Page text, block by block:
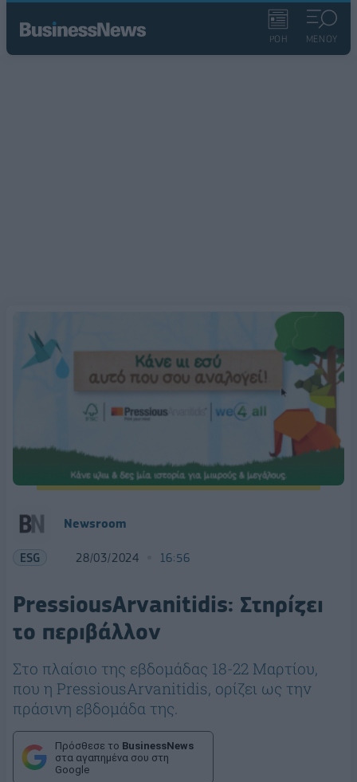
ΡΟΗ ΜΕΝΟΥ
Newsroom
ESG 28/03/2024 16:56
PressiousArvanitidis: Στηρίζει
το περιβάλλον
Στο πλαίσιο της εβδομάδας 18-22 Μαρτίου,
που η PressiousArvanitidis, ορίζει ως την
πράσινη εβδομάδα της.
Πρόσθεσε το BusinessNews
στα αγαπημένα σου στη
Google